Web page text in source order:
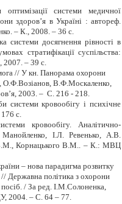
оптимізації системи медичної
здоров’я в Україні : автореф.
– К., 2008. – 36 с.
системи досягнення рівності в
стратифікації суспільства:
2007. – 39 с.
// У кн. Панорама охорони
О.Ф.Возіанов, В.Ф.Москаленко,
2003. – С. 216 - 218.
системи кровообігу і психічне
с.
кровообігу. Аналітично-
І.Л. Ревенько, А.В.
В.М., Корнацького В.М.. – К.: МВЦ
– нова парадигма розвитку
Державна політика з охорони
посіб. / За ред. І.М.Солоненка,
2004. – С. 64 – 77.